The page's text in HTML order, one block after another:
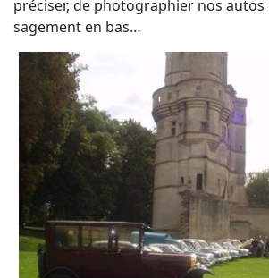
préciser, de photographier nos
sagement en bas…